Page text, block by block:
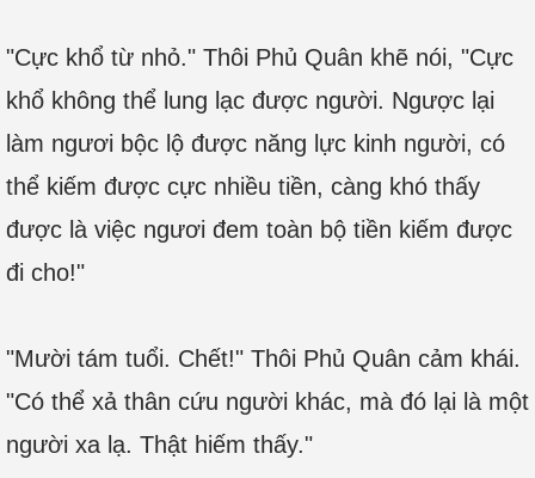
"Cực khổ từ nhỏ." Thôi Phủ Quân khẽ nói, "Cực
khổ không thể lung lạc được người. Ngược lại
làm ngươi bộc lộ được năng lực kinh người, có
thể kiếm được cực nhiều tiền, càng khó thấy
được là việc ngươi đem toàn bộ tiền kiếm được
đi cho!"
"Mười tám tuổi. Chết!" Thôi Phủ Quân cảm khái.
"Có thể xả thân cứu người khác, mà đó lại là một
người xa lạ. Thật hiếm thấy."